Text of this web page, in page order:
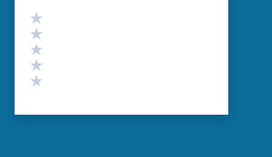
Valutazione